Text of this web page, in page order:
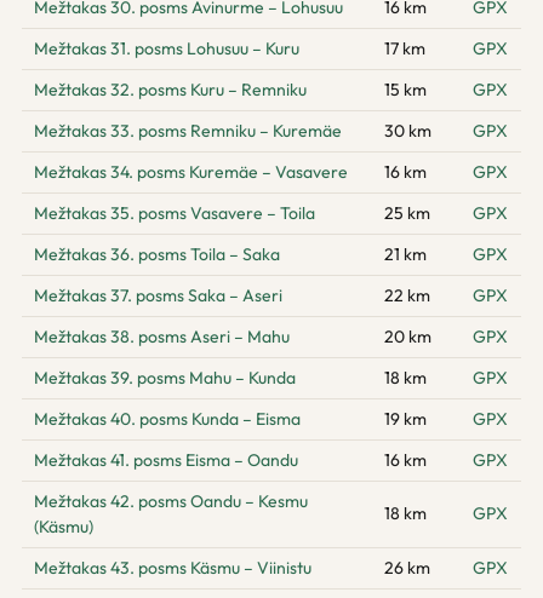
Mežtakas 30. posms Avinurme – Lohusuu 16 km
GPX
Mežtakas 31. posms Lohusuu – Kuru
17 km
GPX
Mežtakas 32. posms Kuru – Remniku
15 km
GPX
Mežtakas 33. posms Remniku – Kuremäe
30 km
GPX
Mežtakas 34. posms Kuremäe – Vasavere
16 km
GPX
Mežtakas 35. posms Vasavere – Toila
25 km
GPX
Mežtakas 36. posms Toila – Saka
21 km
GPX
Mežtakas 37. posms Saka – Aseri
22 km
GPX
Mežtakas 38. posms Aseri – Mahu
20 km
GPX
Mežtakas 39. posms Mahu – Kunda
18 km
GPX
Mežtakas 40. posms Kunda – Eisma
19 km
GPX
Mežtakas 41. posms Eisma – Oandu
16 km
GPX
Mežtakas 42. posms Oandu – Kesmu
(Käsmu)
18 km GPX
Mežtakas 43. posms Käsmu – Viinistu 26 km
GPX